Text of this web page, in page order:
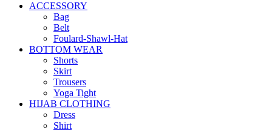
ACCESSORY
Bag
Belt
Foulard-Shawl-Hat
BOTTOM WEAR
Shorts
Skirt
Trousers
Yoga Tight
HIJAB CLOTHING
Dress
Shirt